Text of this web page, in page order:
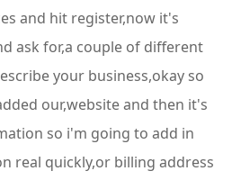
and hit register,now it's
ask for,a couple of different
your business,okay so
our,website and then it's
so i'm going to add in
real quickly,or billing address